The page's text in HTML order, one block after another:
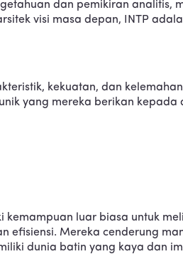
dan pemikiran analitis,
visi masa depan, INTP
kekuatan, dan
yang mereka berikan
kemampuan luar biasa untuk
efisiensi. Mereka cenderung
dunia batin yang kaya dan